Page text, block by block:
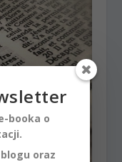
booka o
oraz